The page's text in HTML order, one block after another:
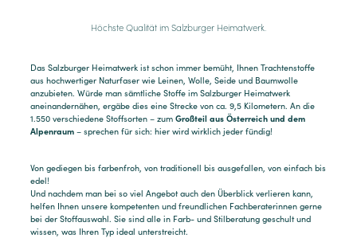
Höchste Qualität im Salzburger Heimatwerk.
Das Salzburger Heimatwerk ist schon immer bemüht, Ihnen Trachtenstoffe
aus hochwertiger Naturfaser wie Leinen, Wolle, Seide und Baumwolle
anzubieten. Würde man sämtliche Stoffe im Salzburger Heimatwerk
aneinandernähen, ergäbe dies eine Strecke von ca. 9,5 Kilometern. An die
1.550 verschiedene Stoffsorten – zum Großteil aus Österreich und dem
Alpenraum– sprechen für sich: hier wird wirklich jeder fündig!
Von gediegen bis farbenfroh, von traditionell bis ausgefallen, von einfach bis
edel!
Und nachdem man bei so viel Angebot auch den Überblick verlieren kann,
helfen Ihnen unsere kompetenten und freundlichen Fachberaterinnen gerne
bei der Stoffauswahl. Sie sind alle in Farb- und Stilberatung geschult und
wissen, was Ihren Typ ideal unterstreicht.